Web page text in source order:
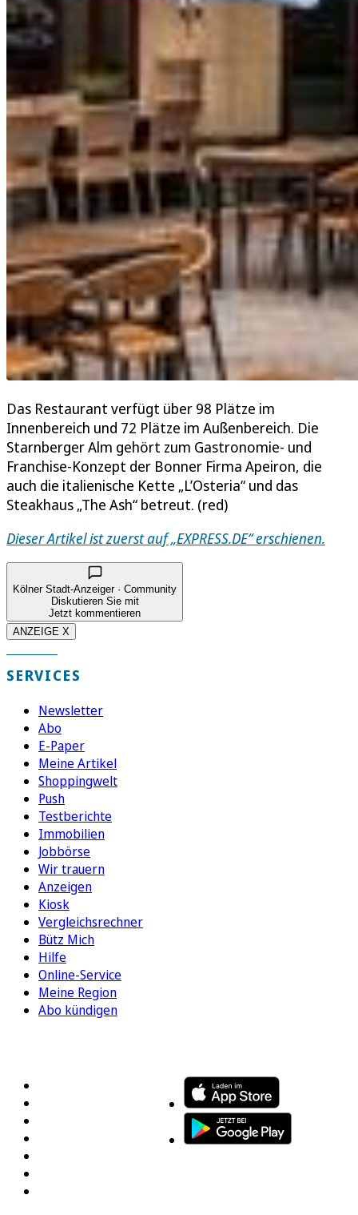
Das Restaurant verfügt über 98 Plätze im
Innenbereich und 72 Plätze im Außenbereich. Die
Starnberger Alm gehört zum Gastronomie- und
Franchise-Konzept der Bonner Firma Apeiron, die
auch die italienische Kette „L’Osteria“ und das
Steakhaus „The Ash“ betreut. (red)
Dieser Artikel ist zuerst auf „EXPRESS.DE“ erschienen.
Kölner Stadt-Anzeiger · Community
Diskutieren Sie mit
Jetzt kommentieren
ANZEIGE X
SERVICES
Newsletter
Abo
E-Paper
Meine Artikel
Shoppingwelt
Push
Testberichte
Immobilien
Jobbörse
Wir trauern
Anzeigen
Kiosk
Vergleichsrechner
Bütz Mich
Hilfe
Online-Service
Meine Region
Abo kündigen